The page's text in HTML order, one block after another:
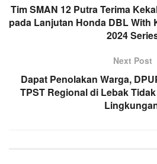
Tim SMAN 12 Putra Terima
pada Lanjutan Honda DBL With
2024
Next Post
Dapat Penolakan Warga,
TPST Regional di Lebak